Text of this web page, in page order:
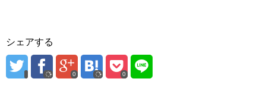
シェアする
0 0